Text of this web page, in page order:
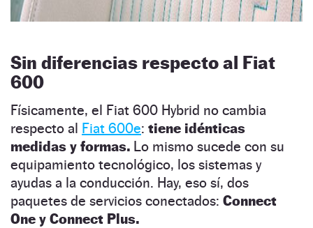
Sin diferencias respecto al Fiat
600
Físicamente, el Fiat 600 Hybrid no cambia
respecto al Fiat 600e: tiene idénticas
medidas y formas. Lo mismo sucede con su
equipamiento tecnológico, los sistemas y
ayudas a la conducción. Hay, eso sí, dos
paquetes de servicios conectados: Connect
One y Connect Plus.